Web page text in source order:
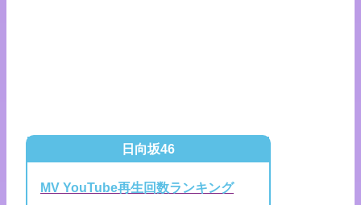
日向坂46
MV YouTube再生回数ランキング